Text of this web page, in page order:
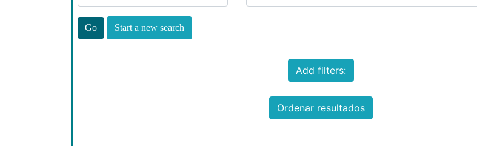
Start a new search
Add filters:
Ordenar resultados